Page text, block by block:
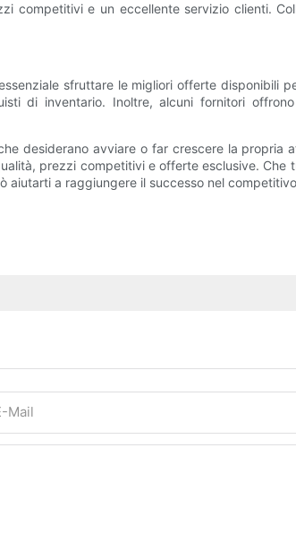
competitivi e un eccellente servizio clienti.
sfruttare le migliori offerte disponibili
di inventario. Inoltre, alcuni fornitori
desiderano avviare o far crescere la
prezzi competitivi e offerte esclusive. Che
a raggiungere il successo nel
Mail